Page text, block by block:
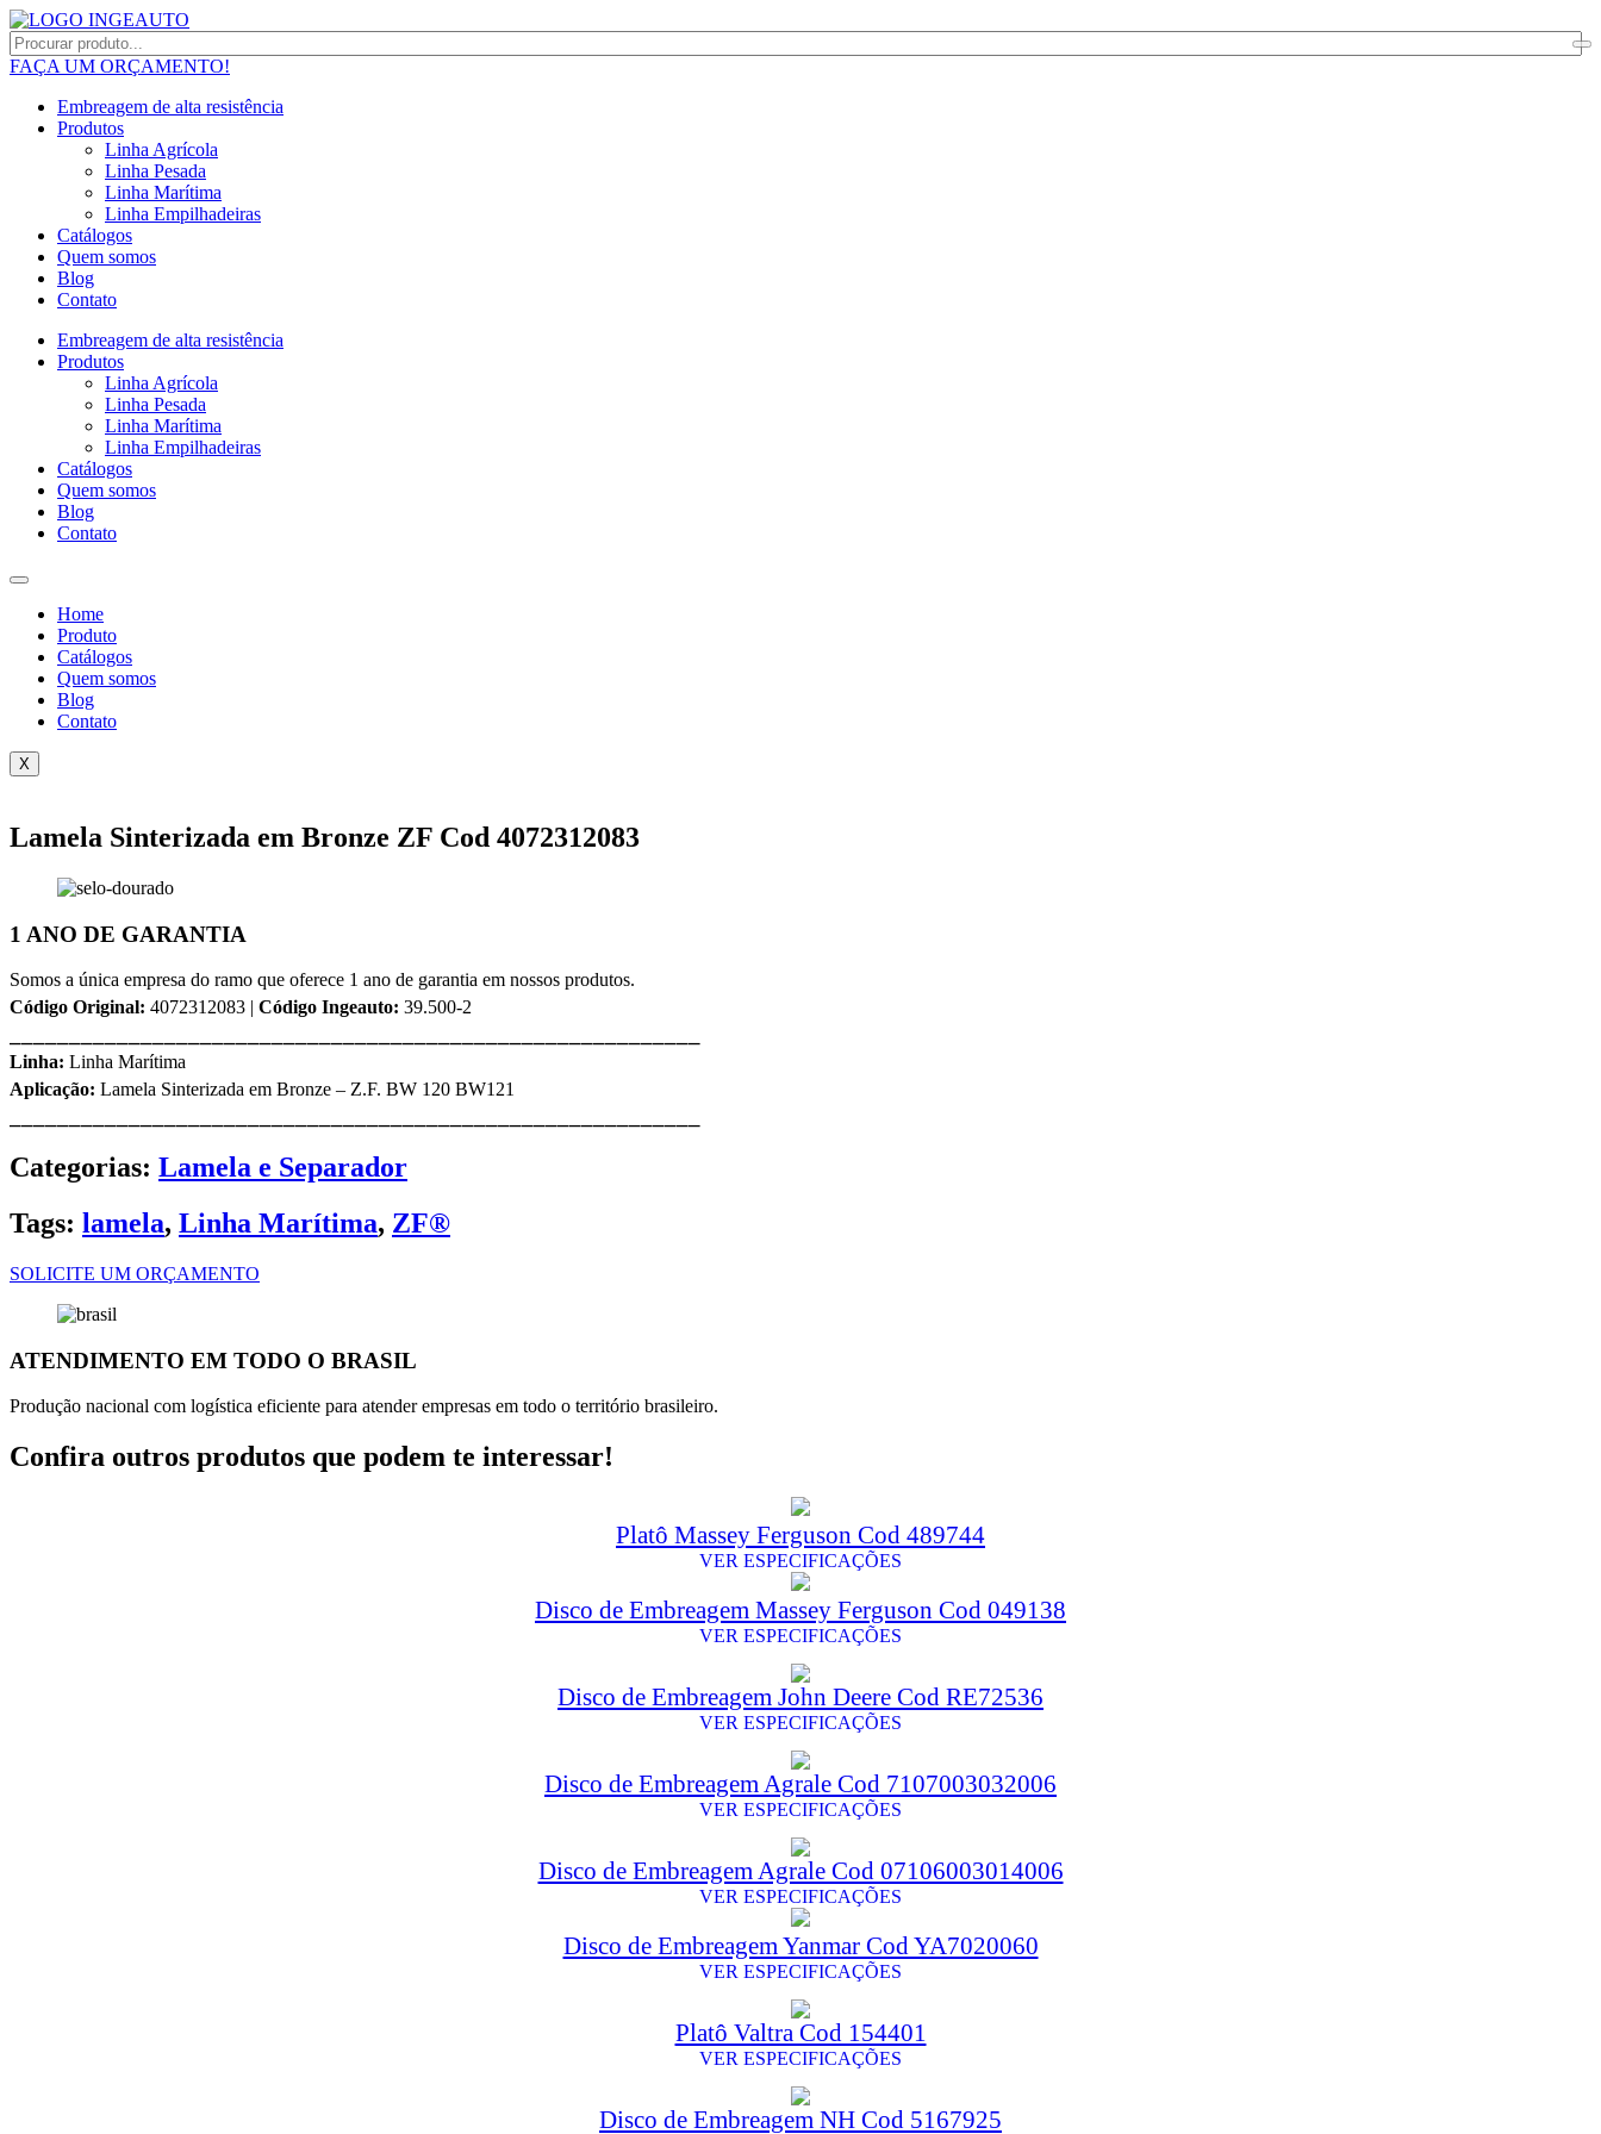
FAÇA UM ORÇAMENTO!
Embreagem de alta resistência
Produtos
Linha Agrícola
Linha Pesada
Linha Marítima
Linha Empilhadeiras
Catálogos
Quem somos
Blog
Contato
Embreagem de alta resistência
Produtos
Linha Agrícola
Linha Pesada
Linha Marítima
Linha Empilhadeiras
Catálogos
Quem somos
Blog
Contato
Home
Produto
Catálogos
Quem somos
Blog
Contato
X
Lamela Sinterizada em Bronze ZF Cod 4072312083
1 ANO DE GARANTIA
Somos a única empresa do ramo que oferece 1 ano de garantia em nossos produtos.
Código Original: 4072312083 | Código Ingeauto: 39.500-2
Linha: Linha Marítima
Aplicação: Lamela Sinterizada em Bronze – Z.F. BW 120 BW121
Categorias: Lamela e Separador
Tags: lamela, Linha Marítima, ZF®
SOLICITE UM ORÇAMENTO
ATENDIMENTO EM TODO O BRASIL
Produção nacional com logística eficiente para atender empresas em todo o território brasileiro.
Confira outros produtos que podem te interessar!
Platô Massey Ferguson Cod 489744
VER ESPECIFICAÇÕES
Disco de Embreagem Massey Ferguson Cod 049138
VER ESPECIFICAÇÕES
Disco de Embreagem John Deere Cod RE72536
VER ESPECIFICAÇÕES
Disco de Embreagem Agrale Cod 7107003032006
VER ESPECIFICAÇÕES
Disco de Embreagem Agrale Cod 07106003014006
VER ESPECIFICAÇÕES
Disco de Embreagem Yanmar Cod YA7020060
VER ESPECIFICAÇÕES
Platô Valtra Cod 154401
VER ESPECIFICAÇÕES
Disco de Embreagem NH Cod 5167925